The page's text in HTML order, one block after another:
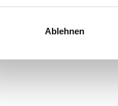
“ einzelne
Informationen über die
Ablehnen